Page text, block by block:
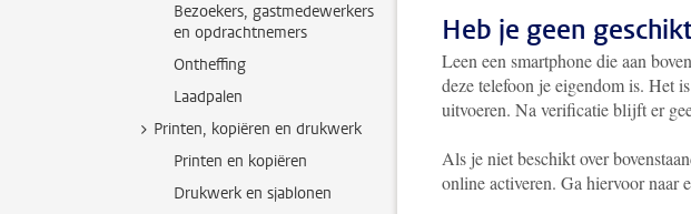
Bezoekers, gastmedewerkers
en opdrachtnemers
Ontheffing
Laadpalen
Printen, kopiëren en drukwerk
Printen en kopiëren
Drukwerk en sjablonen
Heb je geen
Leen een smartphone die aan
deze telefoon je eigendom is. Het
uitvoeren. Na verificatie blijft er
Als je niet beschikt over
online activeren. Ga hiervoor naar